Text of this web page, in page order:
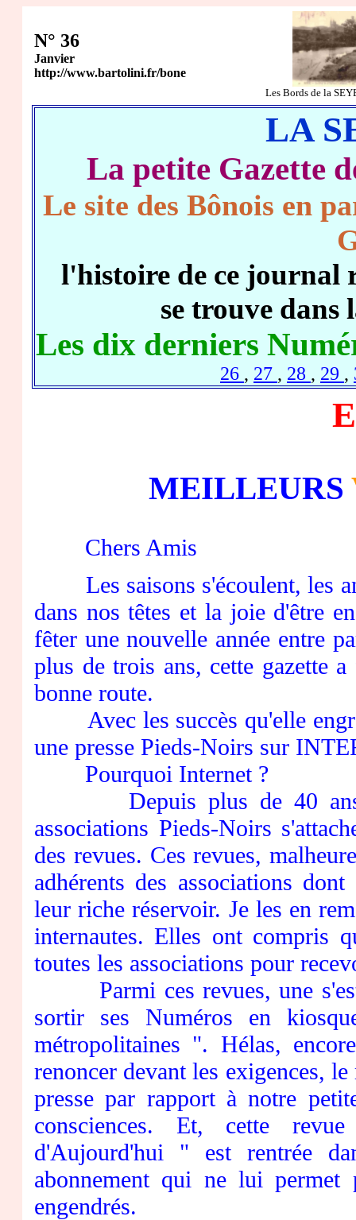
N° 36
Janvier
http://www.bartolini.fr/bone
Les Bords de la
LA
La petite Gazette
Le site des Bônois en
l'histoire de ce journal
se trouve dans
Les dix derniers
26 , 27 , 28 , 29 ,
MEILLEURS
Chers Amis
Les saisons s'écoulent, les
dans nos têtes et la joie d'être
fêter une nouvelle année entre
plus de trois ans, cette gazette
bonne route.
Avec les succès qu'elle
une presse Pieds-Noirs sur
Pourquoi Internet ?
Depuis plus de 40 ans,
associations Pieds-Noirs
des revues. Ces revues,
adhérents des associations
leur riche réservoir. Je les en
internautes. Elles ont compris
toutes les associations pour
Parmi ces revues, une s'est
sortir ses Numéros en
métropolitaines ". Hélas,
renoncer devant les exigences,
presse par rapport à notre
consciences. Et, cette
d'Aujourd'hui " est rentrée
abonnement qui ne lui
engendrés.